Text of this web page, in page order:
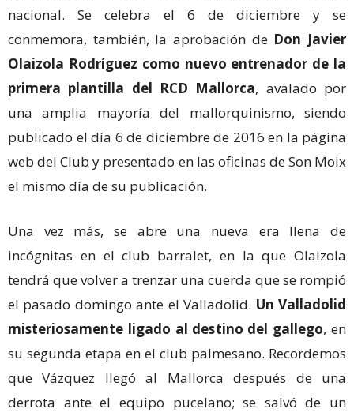
nacional. Se celebra el 6 de diciembre y se
conmemora, también, la aprobación de Don Javier
Olaizola Rodríguez como nuevo entrenador de la
primera plantilla del RCD Mallorca, avalado por
una amplia mayoría del mallorquinismo, siendo
publicado el día 6 de diciembre de 2016 en la página
web del Club y presentado en las oficinas de Son Moix
el mismo día de su publicación.
Una vez más, se abre una nueva era llena de
incógnitas en el club barralet, en la que Olaizola
tendrá que volver a trenzar una cuerda que se rompió
el pasado domingo ante el Valladolid. Un Valladolid
misteriosamente ligado al destino del gallego, en
su segunda etapa en el club palmesano. Recordemos
que Vázquez llegó al Mallorca después de una
derrota ante el equipo pucelano; se salvó de un